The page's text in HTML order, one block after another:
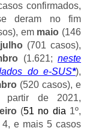
confirmados,
deram no fim
em maio (146
julho (701 casos),
(1.621; neste
do e-SUS*),
(520 casos), e
partir de 2021,
(51 no dia 1º,
e mais 5 casos